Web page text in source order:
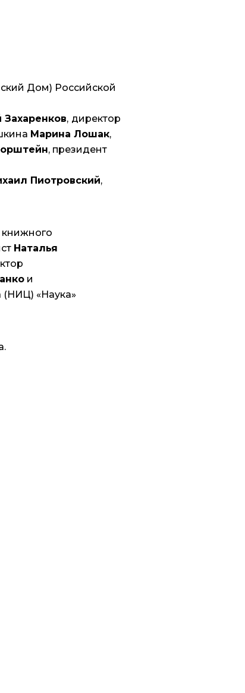
Дом) Российской
, директор
Марина Лошак,
, президент
Пиотровский,
книжного
Наталья
и
(НИЦ) «Наука»